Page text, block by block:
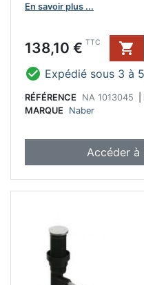
En savoir plus ...
Prix
138,10 € TTC

 Expédié sous 3 à
RÉFÉRENCE NA 1013045
MARQUE
Naber
Accéder